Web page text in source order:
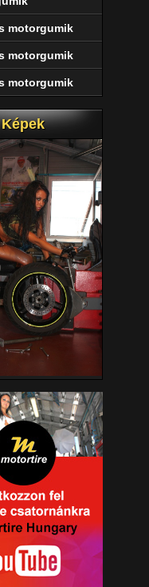
motorgumik
motorgumik
motorgumik
Képek